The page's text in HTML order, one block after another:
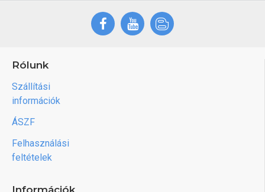
Rólunk
Szállítási
információk
ÁSZF
Felhasználási
feltételek
Információk